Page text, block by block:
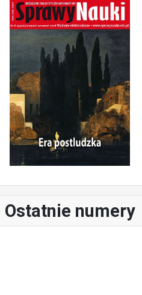
Ostatnie numery